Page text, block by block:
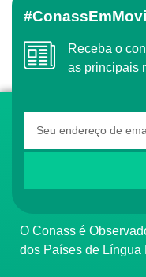
Receba o conteúdo semanal do Conass com
as principais
O Conass é Observador Consultivo da Comunidade
dos Países de Língua